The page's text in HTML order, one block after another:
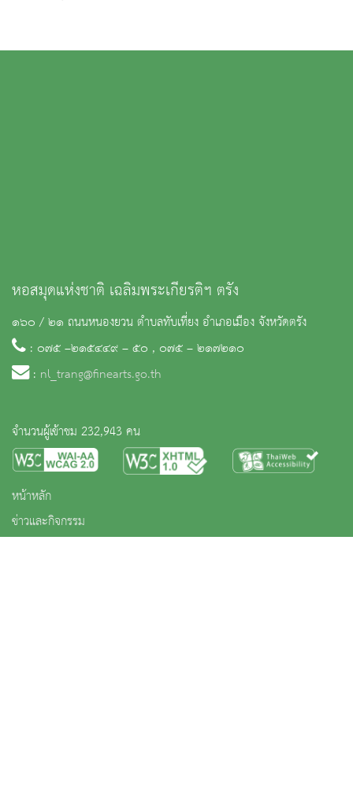
หอสมุดแห่งชาติ เฉลิมพระเกียรติฯ ตรัง
๑๖๐ / ๒๑ ถนนหนองยวน ตำบลทับเที่ยง อำเภอเมือง จังหวัดตรัง
: ๐๗๕ –๒๑๕๔๔๙ – ๕๐ , ๐๗๕ – ๒๑๗๒๑๐
: nl_trang@finearts.go.th
จำนวนผู้เข้าชม 232,943 คน
หน้าหลัก
ข่าวและกิจกรรม